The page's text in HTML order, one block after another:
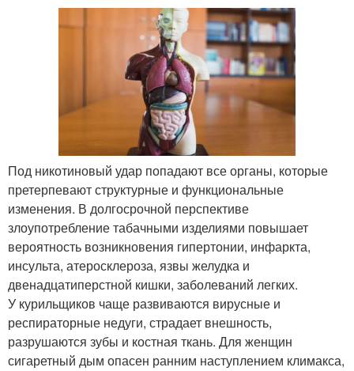
Под никотиновый удар попадают все органы, которые
претерпевают структурные и функциональные
изменения. В долгосрочной перспективе
злоупотребление табачными изделиями повышает
вероятность возникновения гипертонии, инфаркта,
инсульта, атеросклероза, язвы желудка и
двенадцатиперстной кишки, заболеваний легких.
У курильщиков чаще развиваются вирусные и
респираторные недуги, страдает внешность,
разрушаются зубы и костная ткань. Для женщин
сигаретный дым опасен ранним наступлением климакса,